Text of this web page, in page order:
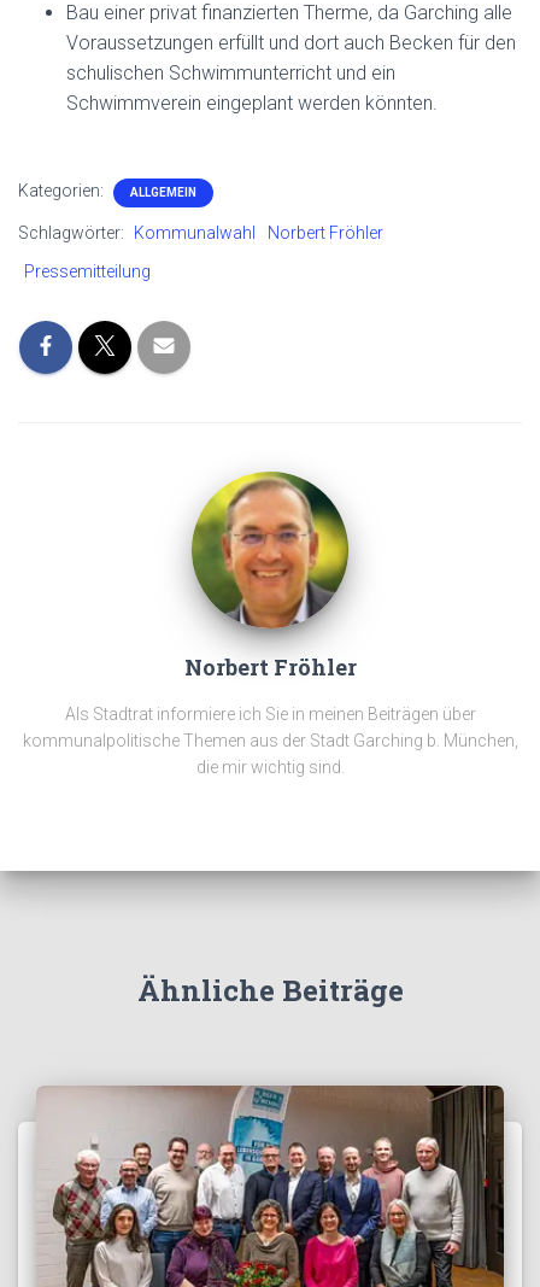
Bau einer privat fi­nanzierten Therme, da Garching alle
Voraussetzungen erfüllt und dort auch Becken für den
schulischen Schwim­munterricht und ein
Schwimmverein eingeplant werden könnten.
Kategorien: ALLGEMEIN
Schlagwörter: Kommunalwahl
Norbert Fröhler
Pressemitteilung
Norbert Fröhler
Als Stadtrat informiere ich Sie in meinen Beiträgen über
kommunalpolitische Themen aus der Stadt Garching b. München,
die mir wichtig sind.
Ähnliche Beiträge